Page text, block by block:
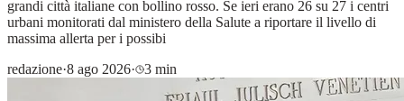
grandi città italiane con bollino rosso. Se ieri erano 26 su 27 i centri
urbani monitorati dal ministero della Salute a riportare il livello di
massima allerta per i possibi
redazione·8 ago 2026· 3 min